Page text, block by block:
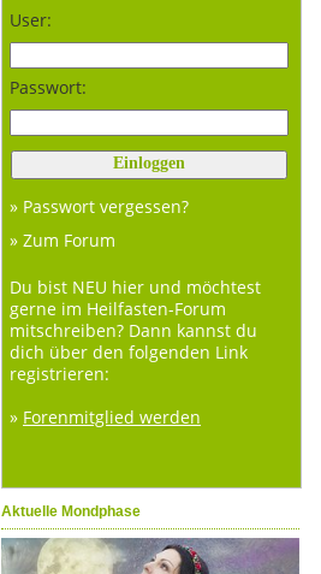
User:
Passwort:
» Passwort vergessen?
» Zum Forum
Du bist NEU hier und möchtest
gerne im Heilfasten-Forum
mitschreiben? Dann kannst du
dich über den folgenden Link
registrieren:
» Forenmitglied werden
Aktuelle Mondphase